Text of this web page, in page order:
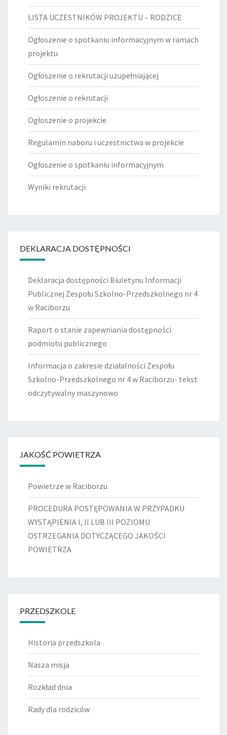
LISTA UCZESTNIKÓW PROJEKTU – RODZICE
Ogłoszenie o spotkaniu informacyjnym w ramach
projektu
Ogłoszenie o rekrutacji uzupełniającej
Ogłoszenie o rekrutacji
Ogłoszenie o projekcie
Regulamin naboru i uczestnictwa w projekcie
Ogłoszenie o spotkaniu informacyjnym
Wyniki rekrutacji
DEKLARACJA DOSTĘPNOŚCI
Deklaracja dostępności Biuletynu Informacji
Publicznej Zespołu Szkolno-Przedszkolnego nr 4
w Raciborzu
Raport o stanie zapewniania dostępności
podmiotu publicznego
Informacja o zakresie działalności Zespołu
Szkolno-Przedszkolnego nr 4 w Raciborzu- tekst
odczytywalny maszynowo
JAKOŚĆ POWIETRZA
Powietrze w Raciborzu
PROCEDURA POSTĘPOWANIA W PRZYPADKU
WYSTĄPIENIA I, II LUB III POZIOMU
OSTRZEGANIA DOTYCZĄCEGO JAKOŚCI
POWIETRZA
PRZEDSZKOLE
Historia przedszkola
Nasza misja
Rozkład dnia
Rady dla rodziców